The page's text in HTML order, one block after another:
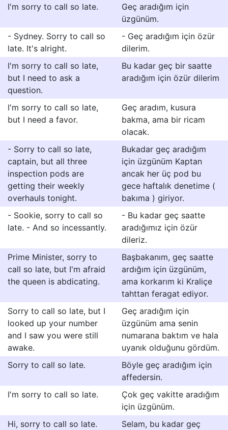
I'm sorry to call so late.
Geç aradığım için
üzgünüm.
- Sydney. Sorry to call so
late. It's alright.
- Geç aradığım için özür
dilerim.
I'm sorry to call so late,
but I need to ask a
question.
Bu kadar geç bir saatte
aradığım için özür dilerim
I'm sorry to call so late,
but I need a favor.
Geç aradım, kusura
bakma, ama bir ricam
olacak.
- Sorry to call so late,
captain, but all three
inspection pods are
getting their weekly
overhauls tonight.
Bukadar geç aradığım
için üzgünüm Kaptan
ancak her üç pod bu
gece haftalık denetime (
bakıma ) giriyor.
- Sookie, sorry to call so
late. - And so incessantly.
- Bu kadar geç saatte
aradığımız için özür
dileriz.
Prime Minister, sorry to
call so late, but I'm afraid
the queen is abdicating.
Başbakanım, geç saatte
ardığım için üzgünüm,
ama korkarım ki Kraliçe
tahttan feragat ediyor.
Sorry to call so late, but I
looked up your number
and I saw you were still
awake.
Geç aradığım için
üzgünüm ama senin
numarana baktım ve hala
uyanık olduğunu gördüm.
Sorry to call so late.
Böyle geç aradığım için
affedersin.
I'm sorry to call so late.
Çok geç vakitte aradığım
için üzgünüm.
Hi, sorry to call so late.
Selam, bu kadar geç